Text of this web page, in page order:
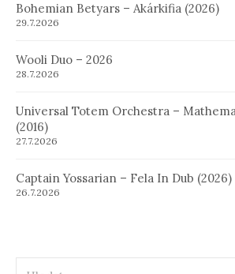
Bohemian Betyars – Akárkifia (2026)
29.7.2026
Wooli Duo – 2026
28.7.2026
Universal Totem Orchestra –
(2016)
27.7.2026
Captain Yossarian – Fela In Dub (2026)
26.7.2026